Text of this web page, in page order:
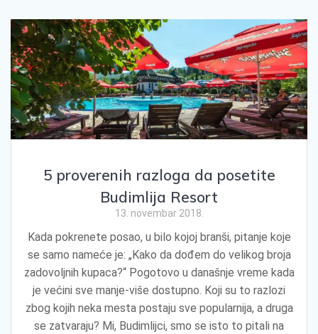
5 proverenih razloga da posetite
Budimlija Resort
13. novembar 2018.
Kada pokrenete posao, u bilo kojoj branši, pitanje koje
se samo nameće je: „Kako da dođem do velikog broja
zadovoljnih kupaca?“ Pogotovo u današnje vreme kada
je većini sve manje-više dostupno. Koji su to razlozi
zbog kojih neka mesta postaju sve popularnija, a druga
se zatvaraju? Mi, Budimlijci, smo se isto to pitali na